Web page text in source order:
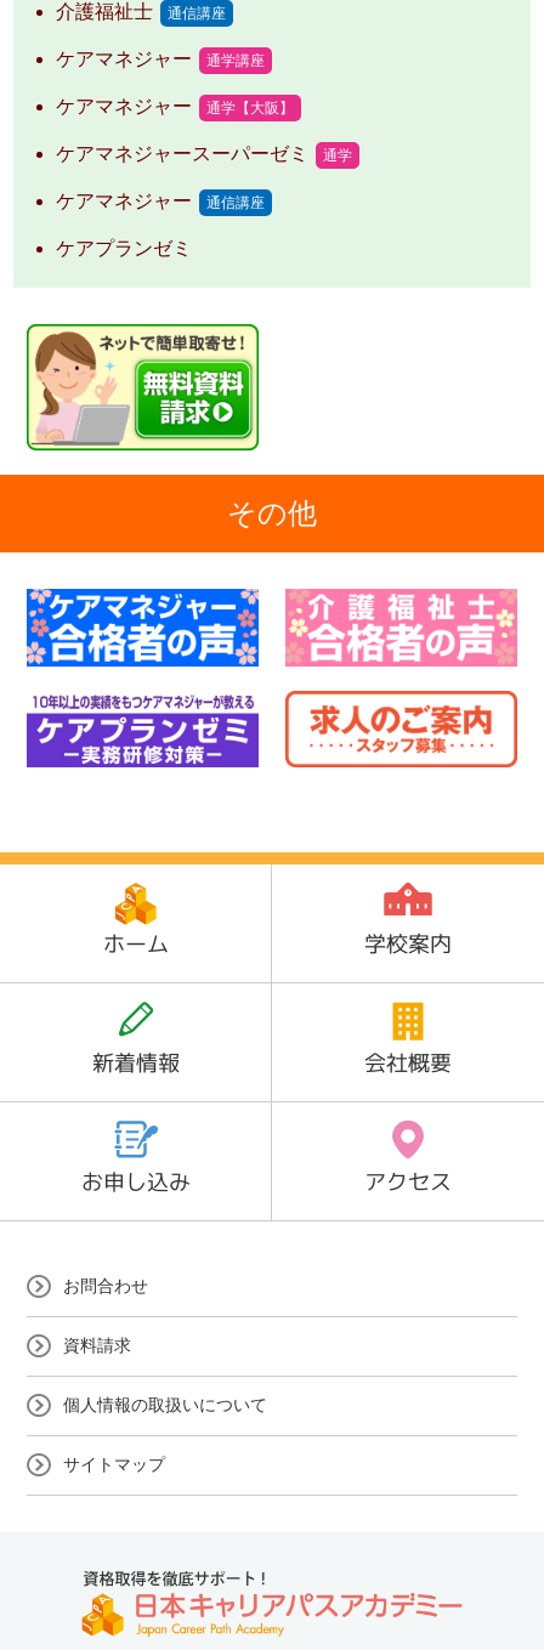
介護福祉士 通信講座
ケアマネジャー 通学講座
ケアマネジャー 通学【大阪】
ケアマネジャースーパーゼミ 通学
ケアマネジャー 通信講座
ケアプランゼミ
その他
ホーム 学校案内
新着情報 会社概要
お申し込み アクセス
お問合わせ
資料請求
個人情報の取扱いについて
サイトマップ